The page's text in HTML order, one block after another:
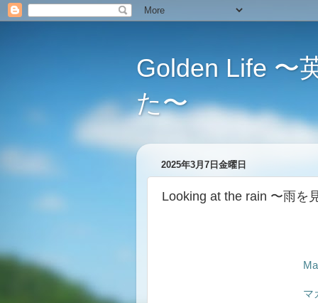
Golden Life 〜
た〜
2025年3月7日金曜日
Looking at the rain 〜雨を
マ